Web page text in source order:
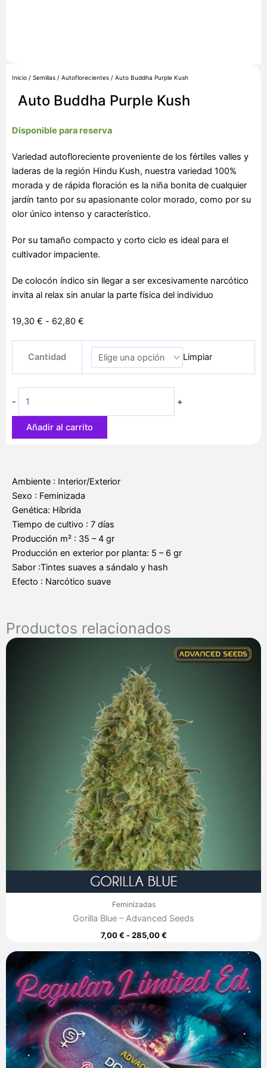
Inicio / Semillas / Autoflorecientes / Auto Buddha Purple Kush
Auto Buddha Purple Kush
Disponible para reserva
Variedad autofloreciente proveniente de los fértiles valles y
laderas de la región Hindu Kush, nuestra variedad 100%
morada y de rápida floración es la niña bonita de cualquier
jardín tanto por su apasionante color morado, como por su
olor único intenso y característico.
Por su tamaño compacto y corto ciclo es ideal para el
cultivador impaciente.
De colocón índico sin llegar a ser excesivamente narcótico
invita al relax sin anular la parte física del individuo
19,30 € - 62,80 €
precios:
desde
19,30 €
Cantidad Limpiar
-
Buddha
Purple
Kush
cantidad
+
Añadir al carrito
Ambiente : Interior/Exterior
Sexo : Feminizada
Genética: Híbrida
Tiempo de cultivo : 7 días
Producción m² : 35 – 4 gr
Producción en exterior por planta: 5 – 6 gr
Sabor :Tintes suaves a sándalo y hash
Efecto : Narcótico suave
Productos relacionados
Feminizadas
Gorilla Blue – Advanced Seeds
7,00€ - 285,00€
de
precios:
285,00 €